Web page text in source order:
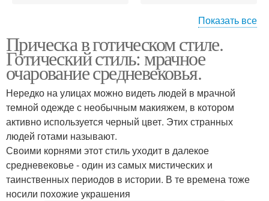
Готические прически Прически в индустрии
Готические укладки
Игры макияж и
прически
Свадебные прически и
макияж
Стиль в одежде
Показать все
Прическа в готическом стиле.
Готический стиль: мрачное
очарование средневековья.
Нередко на улицах можно видеть людей в мрачной
темной одежде с необычным макияжем, в котором
активно используется черный цвет. Этих странных
людей готами называют.
Своими корнями этот стиль уходит в далекое
средневековье - один из самых мистических и
таинственных периодов в истории. В те времена тоже
носили похожие украшения